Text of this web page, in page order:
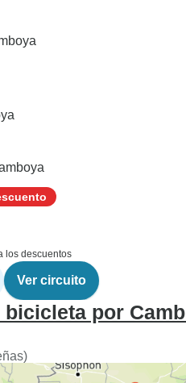
los descuentos
Ver circuito
por